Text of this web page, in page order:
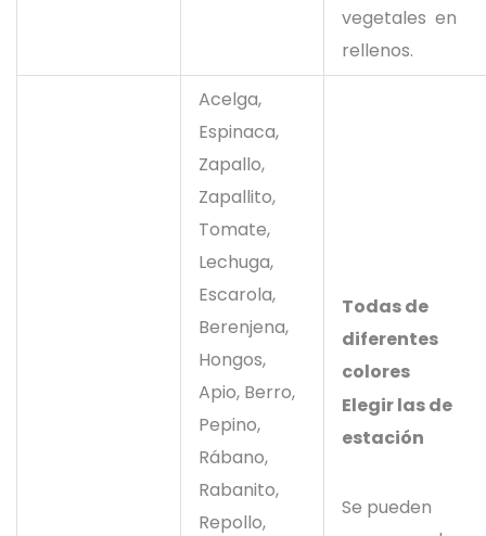
vegetales en
rellenos.
Acelga,
Espinaca,
Zapallo,
Zapallito,
Tomate,
Lechuga,
Escarola,
Berenjena,
Hongos,
Apio, Berro,
Pepino,
Rábano,
Rabanito,
Repollo,
Todas de
diferentes
colores
Elegir las de
estación
Se pueden